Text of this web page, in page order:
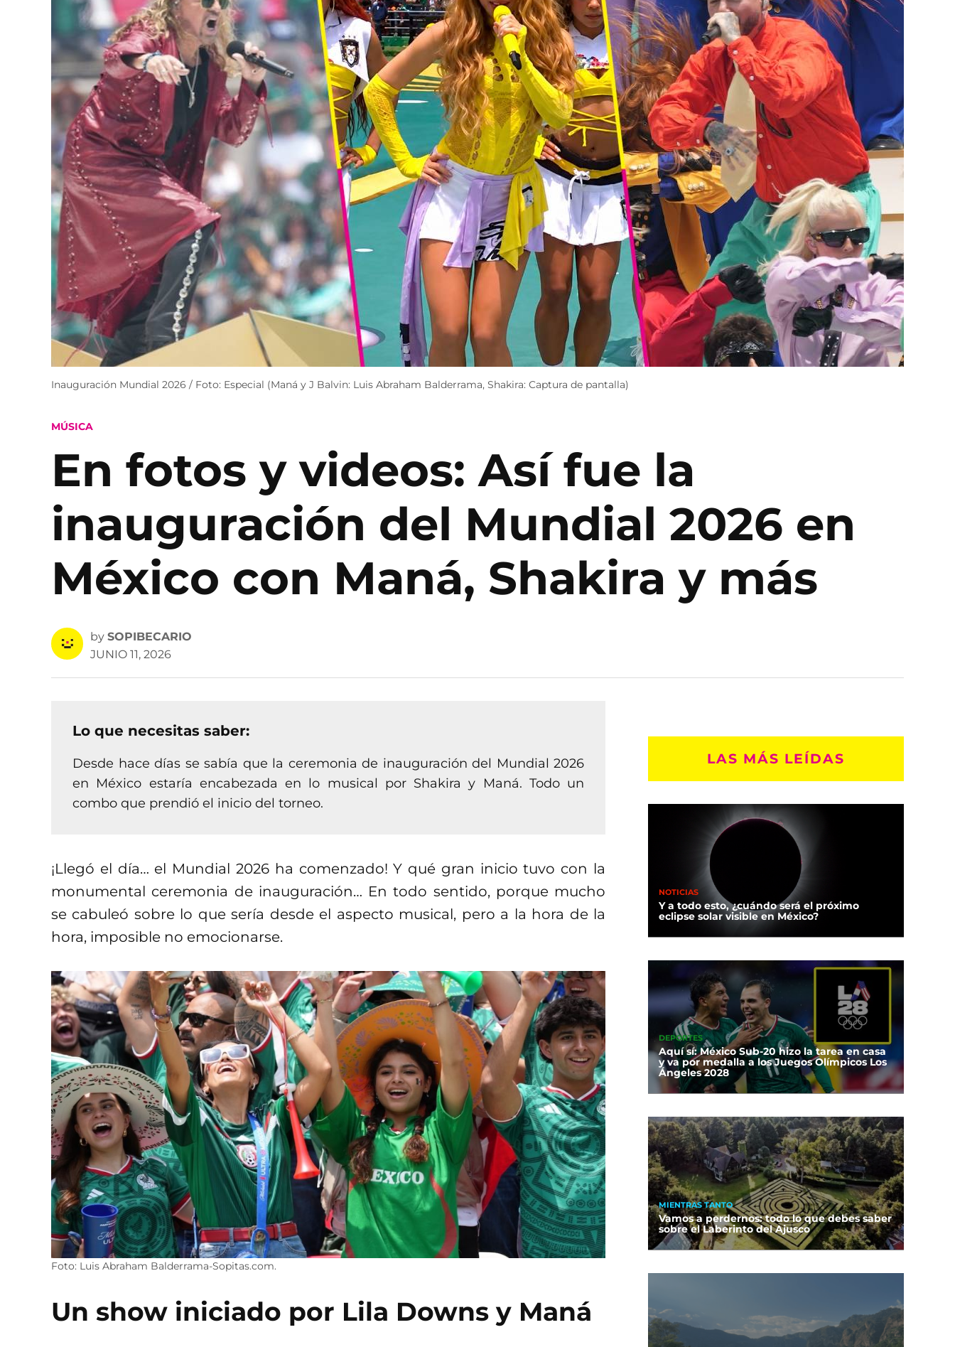
Inauguración Mundial 2026 / Foto: Especial (Maná y J Balvin: Luis Abraham Balderrama, Shakira: Captura de pantalla)
POSTED
MÚSICA
En fotos y videos: Así fue la
inauguración del Mundial 2026 en
México con Maná, Shakira y más
by SOPIBECARIO
JUNIO 11, 2026
Lo que necesitas saber:
Desde hace días se sabía que la ceremonia de inauguración del Mundial 2026
en México estaría encabezada en lo musical por Shakira y Maná. Todo un
combo que prendió el inicio del torneo.
¡Llegó el día… el Mundial 2026 ha comenzado! Y qué gran inicio tuvo con la
monumental ceremonia de inauguración… En todo sentido, porque mucho
se cabuleó sobre lo que sería desde el aspecto musical, pero a la hora de la
hora, imposible no emocionarse.
Foto: Luis Abraham Balderrama-Sopitas.com.
Un show iniciado por Lila Downs y Maná
LAS MÁS LEÍDAS
NOTICIAS
Y a todo esto, ¿cuándo será el próximo
eclipse solar visible en México?
DEPORTES
Aquí sí: México Sub-20 hizo la tarea en casa
y va por medalla a los Juegos Olímpicos Los
Ángeles 2028
MIENTRAS TANTO
Vamos a perdernos: todo lo que debes saber
sobre el Laberinto del Ajusco